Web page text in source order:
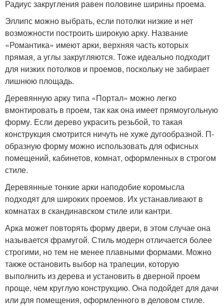
Радиус закругления равен половине ширины проема.
Эллипс можно выбрать, если потолки низкие и нет
возможности построить широкую арку. Название
«Романтика» имеют арки, верхняя часть которых
прямая, а углы закругляются. Тоже идеально подходит
для низких потолков и проемов, поскольку не забирает
лишнюю площадь.
Деревянную арку типа «Портал» можно легко
вмонтировать в проем, так как она имеет прямоугольную
форму. Если дерево украсить резьбой, то такая
конструкция смотрится ничуть не хуже дугообразной. П-
образную форму можно использовать для офисных
помещений, кабинетов, комнат, оформленных в строгом
стиле.
Деревянные тонкие арки наподобие коромысла
подходят для широких проемов. Их устанавливают в
комнатах в скандинавском стиле или кантри.
Арка может повторять форму двери, в этом случае она
называется фрамугой. Стиль модерн отличается более
строгими, но тем не менее плавными формами. Можно
также остановить выбор на трапеции, которую
выполнить из дерева и установить в дверной проем
проще, чем круглую конструкцию. Она подойдет для дачи
или для помещения, оформленного в деловом стиле.